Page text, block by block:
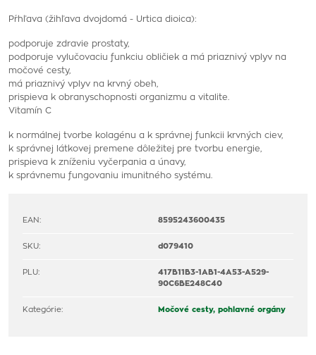
Pŕhľava (žihľava dvojdomá - Urtica dioica):
podporuje zdravie prostaty,
podporuje vylučovaciu funkciu obličiek a má priaznivý vplyv na
močové cesty,
má priaznivý vplyv na krvný obeh,
prispieva k obranyschopnosti organizmu a vitalite.
Vitamín C
k normálnej tvorbe kolagénu a k správnej funkcii krvných ciev,
k správnej látkovej premene dôležitej pre tvorbu energie,
prispieva k zníženiu vyčerpania a únavy,
k správnemu fungovaniu imunitného systému.
EAN: 8595243600435
SKU: d079410
PLU:
417B11B3-1AB1-4A53-A529-
90C6BE248C40
Kategórie: Močové cesty, pohlavné orgány